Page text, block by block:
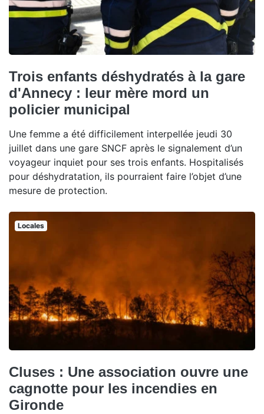
Trois enfants déshydratés à la gare
d'Annecy : leur mère mord un
policier municipal
Une femme a été difficilement interpellée jeudi 30
juillet dans une gare SNCF après le signalement d’un
voyageur inquiet pour ses trois enfants. Hospitalisés
pour déshydratation, ils pourraient faire l’objet d’une
mesure de protection.
Locales
Cluses : Une association ouvre une
cagnotte pour les incendies en
Gironde